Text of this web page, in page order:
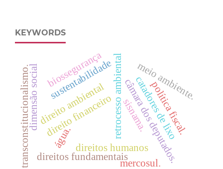
KEYWORDS
direito ambientalretrocesso ambientalcâmara dos deputados.
direitos humanos
direitos fundamentais
direito financeiro
sustentabilidade
sisnama.
catadores de lixo
política fiscal.
biossegurança
mercosul.
meio ambiente.
transconstitucionalismo.dimensão social
água.